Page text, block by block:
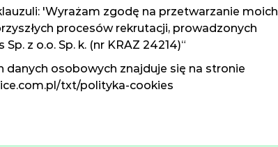
'Wyrażam zgodę na przetwarzanie moich
procesów rekrutacji, prowadzonych
z o.o. Sp. k. (nr KRAZ 24214)“
osobowych znajduje się na stronie
txt/polityka-cookies